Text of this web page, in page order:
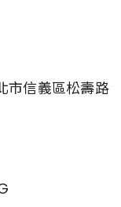
市信義區松壽路